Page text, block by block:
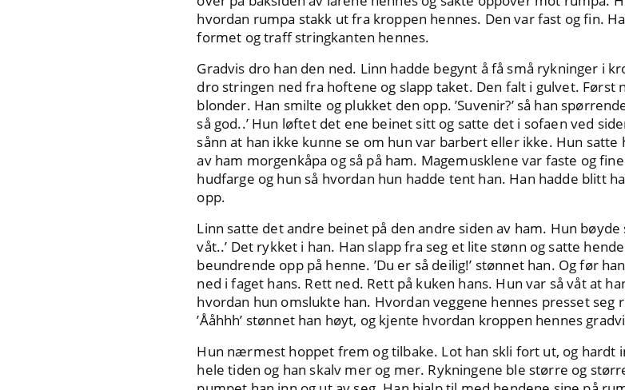
hvordan rumpa stakk ut fra kroppen hennes. Den var fast og fin.
formet og traff stringkanten hennes.
Gradvis dro han den ned. Linn hadde begynt å få små rykninger i
dro stringen ned fra hoftene og slapp taket. Den falt i gulvet. Først
blonder. Han smilte og plukket den opp. ’Suvenir?’ så han
så god..’ Hun løftet det ene beinet sitt og satte det i sofaen ved
sånn at han ikke kunne se om hun var barbert eller ikke. Hun
av ham morgenkåpa og så på ham. Magemusklene var faste og
hudfarge og hun så hvordan hun hadde tent han. Han hadde blitt
opp.
Linn satte det andre beinet på den andre siden av ham. Hun
våt..’ Det rykket i han. Han slapp fra seg et lite stønn og satte
beundrende opp på henne. ’Du er så deilig!’ stønnet han. Og før
ned i faget hans. Rett ned. Rett på kuken hans. Hun var så våt at
hvordan hun omslukte han. Hvordan veggene hennes presset
’Ååhhh’ stønnet han høyt, og kjente hvordan kroppen hennes
Hun nærmest hoppet frem og tilbake. Lot han skli fort ut, og hardt
hele tiden og han skalv mer og mer. Rykningene ble større og